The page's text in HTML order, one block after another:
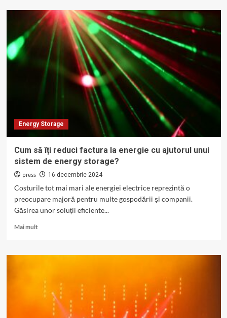
Energy
Storage:
Descoperă
soluțiile
moderne
pentru
stocarea
energiei
Energy Storage
Cum să îți reduci factura la energie cu ajutorul unui
sistem de energy storage?
press 16 decembrie 2024
Costurile tot mai mari ale energiei electrice reprezintă o
preocupare majoră pentru multe gospodării și companii.
Găsirea unor soluții eficiente...
Mai multRead
Cum
reduci
factura
energie